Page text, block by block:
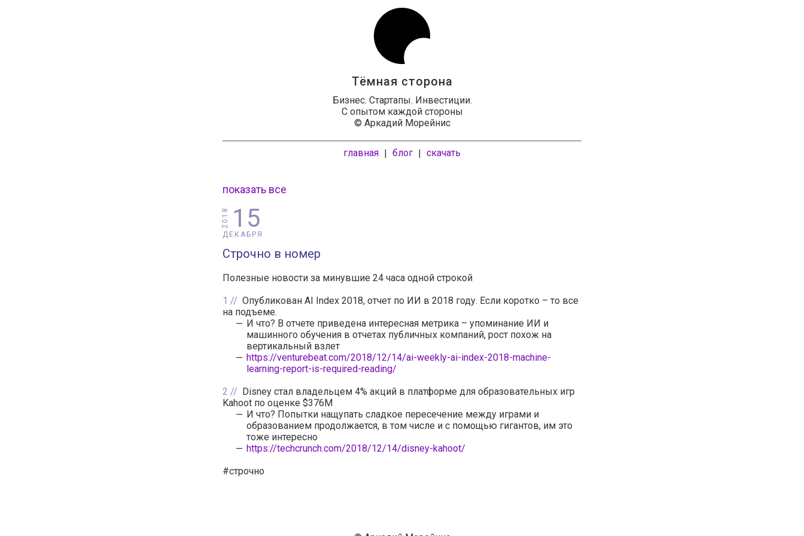
Тёмная сторона
Бизнес. Стартапы. Инвестиции.
С опытом каждой стороны
© Аркадий Морейнис
главная | блог | скачать
показать все
15
ДЕКАБРЯ
2018
Строчно в номер
Полезные новости за минувшие 24 часа одной строкой
1
Опубликован AI Index 2018, отчет по ИИ в 2018 году. Если коротко – то все
на подъеме.
И что? В отчете приведена интересная метрика – упоминание ИИ и
машинного обучения в отчетах публичных компаний, рост похож на
вертикальный взлет
https://venturebeat.com/2018/12/14/ai-weekly-ai-index-2018-machine-
learning-report-is-required-reading/
2
Disney стал владельцем 4% акций в платформе для образовательных игр
Kahoot по оценке $376M
И что? Попытки нащупать сладкое пересечение между играми и
образованием продолжается, в том числе и с помощью гигантов, им это
тоже интересно
https://techcrunch.com/2018/12/14/disney-kahoot/
#строчно